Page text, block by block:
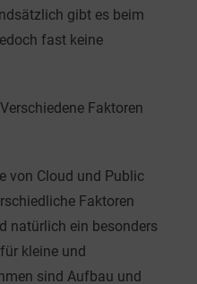
gibt es beim
fast keine
Faktoren
von Cloud und Public
Faktoren
natürlich ein besonders
kleine und
sind Aufbau und